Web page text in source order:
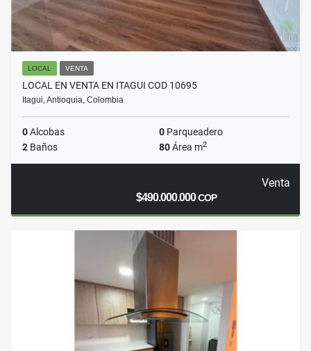
LOCAL VENTA
LOCAL EN VENTA EN ITAGUI COD 10695
Itagui, Antioquia, Colombia
0Alcobas 0 Parqueadero
2 Baños 80Área m2
Venta
$490.000.000COP